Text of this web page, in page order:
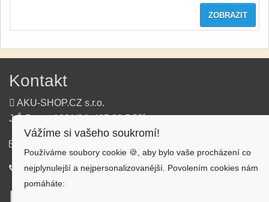
ZOBRAZIT
Kontakt
AKU-SHOP.CZ s.r.o.
J.Š.Baara 1331/34, 405 02 Děčín
720 500 500
Informace
Vážíme si vašeho soukromí!
Používáme soubory cookie 🍪, aby bylo vaše procházení co
nejplynulejší a nejpersonalizovanější. Povolením cookies nám
pomáháte: